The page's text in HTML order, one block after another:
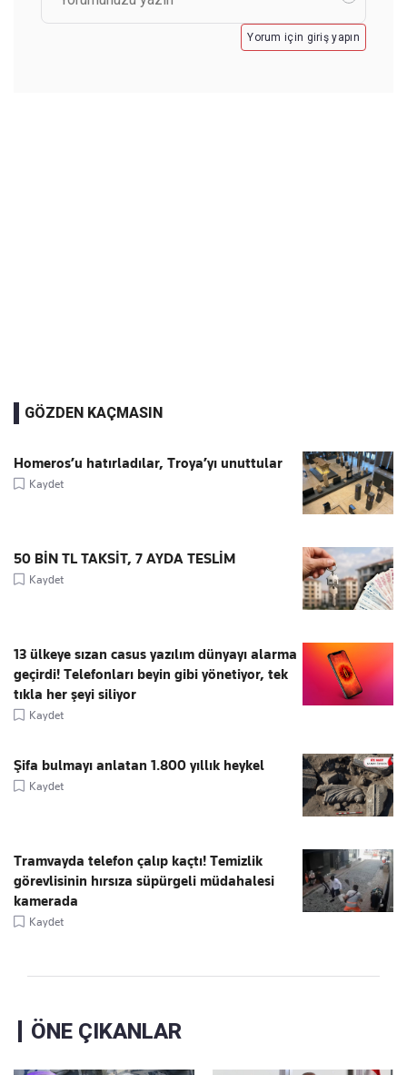
Yorum için giriş yapın
GÖZDEN KAÇMASIN
Homeros’u hatırladılar, Troya’yı unuttular
Kaydet
50 BİN TL TAKSİT, 7 AYDA TESLİM
Kaydet
13 ülkeye sızan casus yazılım dünyayı alarma
geçirdi! Telefonları beyin gibi yönetiyor, tek
tıkla her şeyi siliyor
Kaydet
Şifa bulmayı anlatan 1.800 yıllık heykel
Kaydet
Tramvayda telefon çalıp kaçtı! Temizlik
görevlisinin hırsıza süpürgeli müdahalesi
kamerada
Kaydet
ÖNE ÇIKANLAR